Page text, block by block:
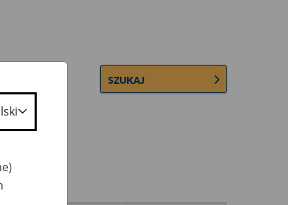
SZUKAJ